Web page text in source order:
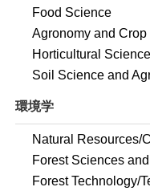
Food Science
Agronomy and
Horticultural Science
Soil Science and
環境学
Natural Resources/
Forest Sciences
Forest Technology/